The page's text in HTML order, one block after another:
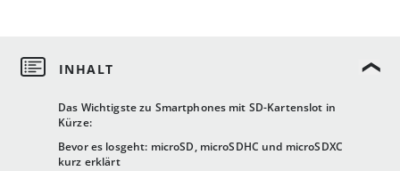
Das Wichtigste zu Smartphones mit SD-Kartenslot in
Kürze:
Bevor es losgeht: microSD, microSDHC und microSDXC
kurz erklärt